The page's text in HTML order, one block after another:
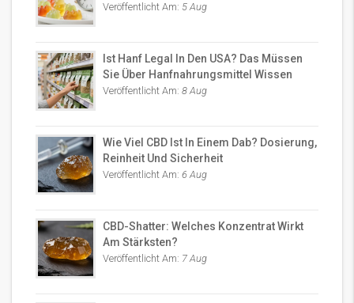
Veröffentlicht Am: 5 Aug
Ist Hanf Legal In Den USA? Das Müssen
Sie Über Hanfnahrungsmittel Wissen
Veröffentlicht Am: 8 Aug
Wie Viel CBD Ist In Einem Dab? Dosierung,
Reinheit Und Sicherheit
Veröffentlicht Am: 6 Aug
CBD-Shatter: Welches Konzentrat Wirkt
Am Stärksten?
Veröffentlicht Am: 7 Aug